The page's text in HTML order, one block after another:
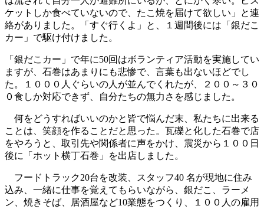
ケットしか食べていないので、たこ焼を届けて欲しい」と連
絡がありました。「すぐ行くよ」と、１週間後には「銀だこ
カー」で駆け付けました。
「銀だこカー」で年に50回はボランティア活動を実施してい
ますが、石巻はあまりにも悲惨で、言葉も出ないほどでし
た。１０００人ぐらいの人が並んでくれたが、２００～３０
０食しか対応できず、自分たちの無力さを感じました。
何をどうすればいいのかと皆で悩んだ末、私たちに出来る
ことは、笑顔を作ることだと思った。瓦礫と化した石巻で店
をやろうと、取引先や関係者に声をかけ、震災から１００日
後に「ホット横丁石巻」を出店しました。
フードトラック20台を改装、スタッフ40 名が現地に住み
込み、一緒に仕事を覚えてもらいながら、銀だこ、ラーメ
ン、焼きそば、居酒屋など10業態をつくり、１００人の雇用